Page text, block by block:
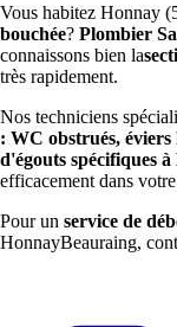
Vous habitez Honnay
bouchée? Plombier
connaissons bien la
très rapidement.
Nos techniciens
: WC obstrués,
d'égouts spécifiques
efficacement dans
Pour un service de
HonnayBeauraing,